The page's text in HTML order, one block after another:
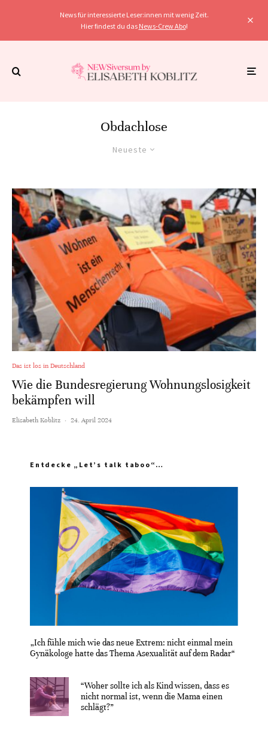
News für interessierte Leser:innen mit wenig Zeit.
Hier findest du das News-Crew Abo!
Obdachlose
Neueste
Das ist los in Deutschland
Wie die Bundesregierung Wohnungslosigkeit
bekämpfen will
Elisabeth Koblitz · 24. April 2024
Entdecke „Let’s talk taboo“…
„Ich fühle mich wie das neue Extrem: nicht einmal mein
Gynäkologe hatte das Thema Asexualität auf dem Radar“
“Woher sollte ich als Kind wissen, dass es
nicht normal ist, wenn die Mama einen
schlägt?”